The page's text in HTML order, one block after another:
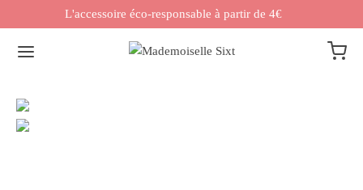
L'accessoire éco-responsable à partir de 4€